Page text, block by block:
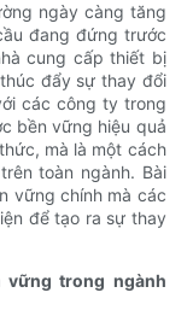
ngày càng tăng
đang đứng trước
cung cấp thiết bị
đẩy sự thay đổi
các công ty trong
bền vững hiệu quả
mà là một cách
toàn ngành. Bài
vững chính mà các
để tạo ra sự thay
vững trong ngành